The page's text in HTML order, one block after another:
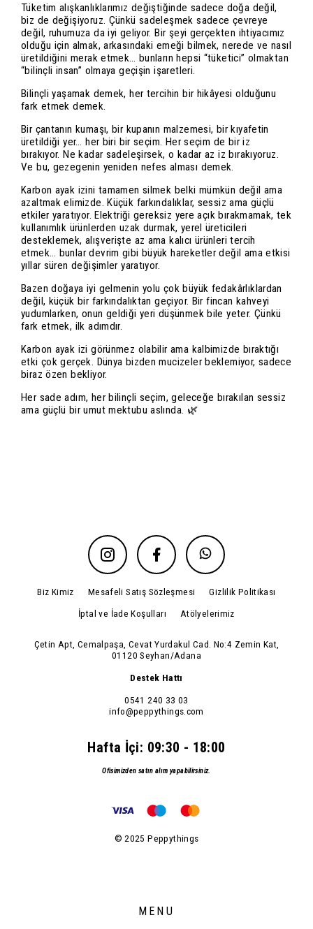
MENU
Tüketim alışkanlıklarımız değiştiğinde sadece doğa değil,
biz de değişiyoruz. Çünkü sadeleşmek sadece çevreye
değil, ruhumuza da iyi geliyor. Bir şeyi gerçekten ihtiyacımız
olduğu için almak, arkasındaki emeği bilmek, nerede ve nasıl
üretildiğini merak etmek… bunların hepsi “tüketici” olmaktan
“bilinçli insan” olmaya geçişin işaretleri.
Bilinçli yaşamak demek, her tercihin bir hikâyesi olduğunu
fark etmek demek.
Bir çantanın kumaşı, bir kupanın malzemesi, bir kıyafetin
üretildiği yer… her biri bir seçim. Her seçim de bir iz
bırakıyor. Ne kadar sadeleşirsek, o kadar az iz bırakıyoruz.
Ve bu, gezegenin yeniden nefes alması demek.
Karbon ayak izini tamamen silmek belki mümkün değil ama
azaltmak elimizde. Küçük farkındalıklar, sessiz ama güçlü
etkiler yaratıyor. Elektriği gereksiz yere açık bırakmamak, tek
kullanımlık ürünlerden uzak durmak, yerel üreticileri
desteklemek, alışverişte az ama kalıcı ürünleri tercih
etmek… bunlar devrim gibi büyük hareketler değil ama etkisi
yıllar süren değişimler yaratıyor.
Bazen doğaya iyi gelmenin yolu çok büyük fedakârlıklardan
değil, küçük bir farkındalıktan geçiyor. Bir fincan kahveyi
yudumlarken, onun geldiği yeri düşünmek bile yeter. Çünkü
fark etmek, ilk adımdır.
Karbon ayak izi görünmez olabilir ama kalbimizde bıraktığı
etki çok gerçek. Dünya bizden mucizeler beklemiyor, sadece
biraz özen bekliyor.
Her sade adım, her bilinçli seçim, geleceğe bırakılan sessiz
ama güçlü bir umut mektubu aslında. 🌿
Biz Kimiz Mesafeli Satış Sözleşmesi
Gizlilik Politikası
İptal ve İade Koşulları
Atölyelerimiz
Çetin Apt, Cemalpaşa, Cevat Yurdakul Cad. No:4 Zemin Kat,
01120 Seyhan/Adana
Destek Hattı
0541 240 33 03
info@peppythings.com
Hafta İçi: 09:30 - 18:00
Ofisimizden satın alım yapabilirsiniz.
© 2025 Peppythings